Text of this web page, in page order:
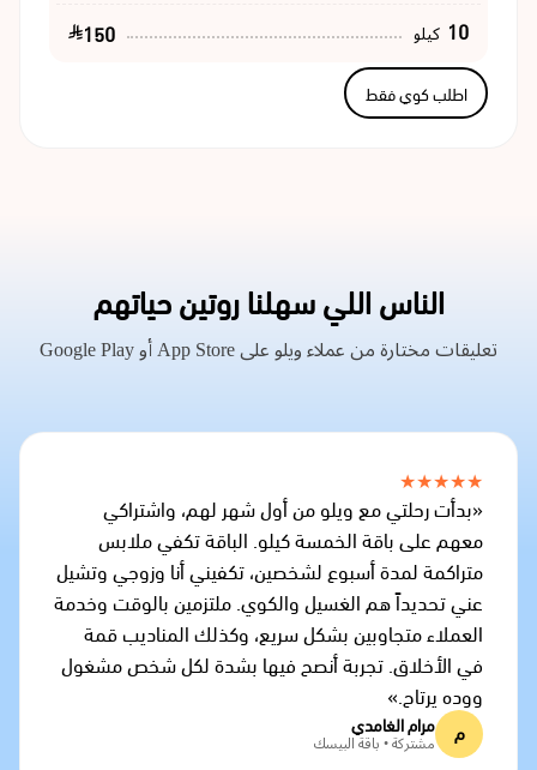
10 كيلو 150
اطلب كوي فقط
الناس اللي سهلنا روتين حياتهم
تعليقات مختارة من عملاء ويلو على App Store أو Google Play
★★★★★
«بدأت رحلتي مع ويلو من أول شهر لهم، واشتراكي
معهم على باقة الخمسة كيلو. الباقة تكفي ملابس
متراكمة لمدة أسبوع لشخصين، تكفيني أنا وزوجي وتشيل
عني تحديداً هم الغسيل والكوي. ملتزمين بالوقت وخدمة
العملاء متجاوبين بشكل سريع، وكذلك المناديب قمة
في الأخلاق. تجربة أنصح فيها بشدة لكل شخص مشغول
ووده يرتاح.»
م مرام الغامدي
مشتركة • باقة البيسك